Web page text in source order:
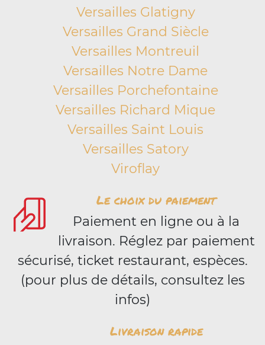
Versailles Glatigny
Versailles Grand Siècle
Versailles Montreuil
Versailles Notre Dame
Versailles Porchefontaine
Versailles Richard Mique
Versailles Saint Louis
Versailles Satory
Viroflay
Le choix du paiement
Paiement en ligne ou à la
livraison. Réglez par paiement
sécurisé, ticket restaurant, espèces.
(pour plus de détails, consultez les
infos)
Livraison rapide